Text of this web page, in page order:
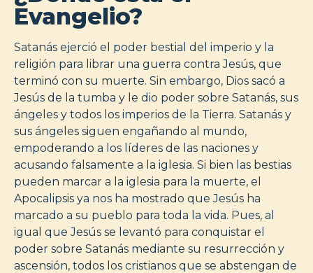
Evangelio?
Satanás ejerció el poder bestial del imperio y la
religión para librar una guerra contra Jesús, que
terminó con su muerte. Sin embargo, Dios sacó a
Jesús de la tumba y le dio poder sobre Satanás, sus
ángeles y todos los imperios de la Tierra. Satanás y
sus ángeles siguen engañando al mundo,
empoderando a los líderes de las naciones y
acusando falsamente a la iglesia. Si bien las bestias
pueden marcar a la iglesia para la muerte, el
Apocalipsis ya nos ha mostrado que Jesús ha
marcado a su pueblo para toda la vida. Pues, al
igual que Jesús se levantó para conquistar el
poder sobre Satanás mediante su resurrección y
ascensión, todos los cristianos que se abstengan de